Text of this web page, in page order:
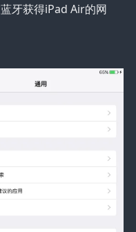
牙获得iPad Air的网